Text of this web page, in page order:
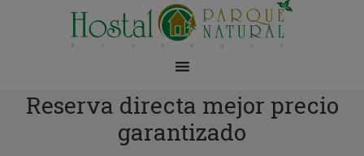
Reserva directa mejor precio
garantizado